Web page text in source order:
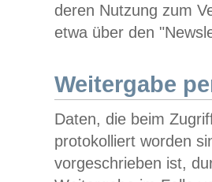
deren Nutzung zum
etwa über den
Weitergabe
Daten, die beim
protokolliert worden
vorgeschrieben ist,